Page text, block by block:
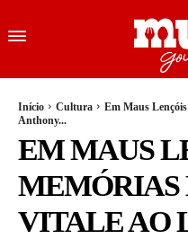
Início Cultura
Em Maus
Anthony...
EM MAUS
MEMÓRIAS
VITALE AO